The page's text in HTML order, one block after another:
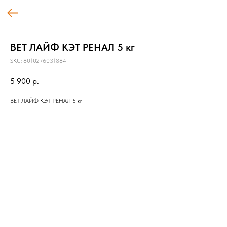
ВЕТ ЛАЙФ КЭТ РЕНАЛ 5 кг
SKU: 8010276031884
5 900 р.
ВЕТ ЛАЙФ КЭТ РЕНАЛ 5 кг